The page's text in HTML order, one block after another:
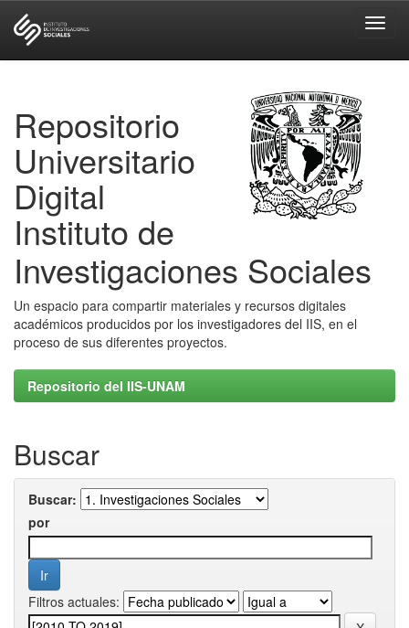
Repositorio
Universitario
Digital
Instituto de
Investigaciones Sociales
Un espacio para compartir materiales y recursos digitales
académicos producidos por los investigadores del IIS, en el
proceso de sus diferentes proyectos.
Repositorio del IIS-UNAM
Buscar
Buscar:
por
Filtros actuales: